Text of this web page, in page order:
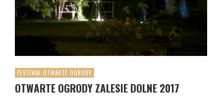
FESTIWAL OTWARTE OGRODY
OTWARTE OGRODY ZALESIE DOLNE 2017